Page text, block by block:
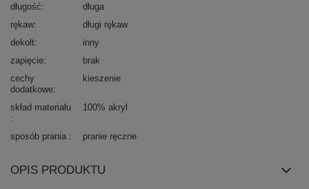
długość
długa
rękaw
długi rękaw
dekolt
inny
zapięcie
brak
cechy
dodatkowe
kieszenie
skład materiału 100% akryl
sposób prania pranie ręczne
OPIS PRODUKTU